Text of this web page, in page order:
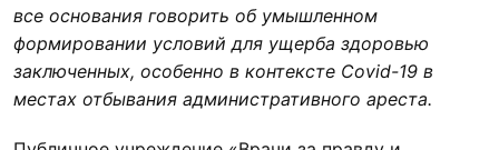
все основания говорить об умышленном
формировании условий для ущерба здоровью
заключенных, особенно в контексте Covid-19 в
местах отбывания административного ареста.